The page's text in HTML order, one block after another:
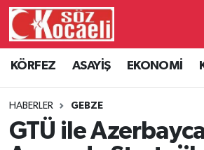
KÖRFEZ ASAYİŞ EKONOMİ
HABERLER GEBZE
GTÜ ile
Kocaeli Hava Durumu
Kocaeli Namaz Vakitleri